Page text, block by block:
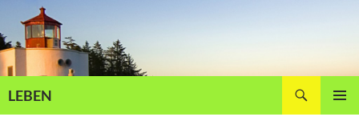
Inhalt
springen
LEBEN